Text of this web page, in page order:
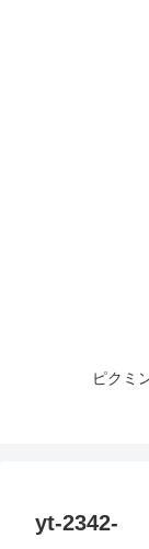
ピクミ
yt-2342-